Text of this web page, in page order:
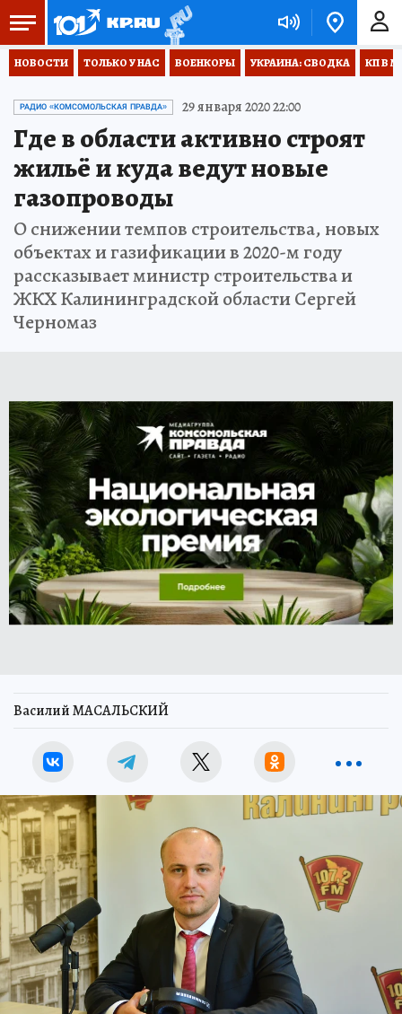
НОВОСТИ ТОЛЬКО У НАС ВОЕНКОРЫ УКРАИНА: СВОДКА КП В
РАДИО «КОМСОМОЛЬСКАЯ ПРАВДА» 29 января 2020 22:00
Где в области активно строят
жильё и куда ведут новые
газопроводы
О снижении темпов строительства, новых
объектах и газификации в 2020-м году
рассказывает министр строительства и
ЖКХ Калининградской области Сергей
Черномаз
Василий МАСАЛЬСКИЙ